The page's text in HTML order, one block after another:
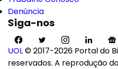
Denúncia
Siga-nos
UOL© 2017-2026 Portal do
reservados. A reprodução